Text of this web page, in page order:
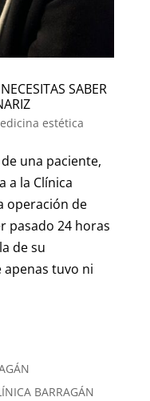
SABER
estética
una paciente,
a la Clínica
operación de
pasado 24 horas
de su
apenas tuvo ni
BARRAGÁN